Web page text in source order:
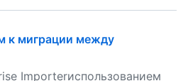
к миграции между
Importerиспользованием